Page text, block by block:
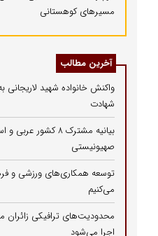
مسیرهای کوهستانی
آخرین مطالب
واکنش خانواده شهید لاریجانی
شهادت
بیانیه مشترک ۸
صهیونیستی
توسعه همکاری‌های ورزشی و
می‌کنیم
محدودیت‌های ترافیکی زائران
اجرا می‌شود